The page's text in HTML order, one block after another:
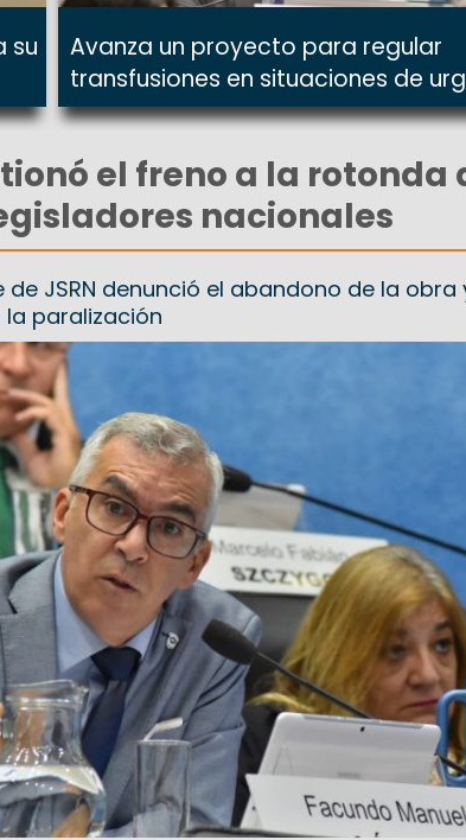
su
Avanza un proyecto para regular
transfusiones en situaciones de
el freno a la rotonda
nacionales
de JSRN denunció el abandono de la obra
paralización